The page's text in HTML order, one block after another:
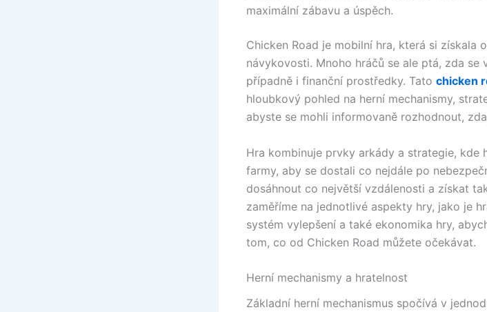
maximální zábavu a úspěch.
Chicken Road je mobilní hra, která si získala
návykovosti. Mnoho hráčů se ale ptá, zda
případně i finanční prostředky. Tato chicken
hloubkový pohled na herní mechanismy,
abyste se mohli informovaně rozhodnout,
Hra kombinuje prvky arkády a strategie, kde
farmy, aby se dostali co nejdále po
dosáhnout co největší vzdálenosti a získat
zaměříme na jednotlivé aspekty hry, jako je
systém vylepšení a také ekonomika hry,
tom, co od Chicken Road můžete očekávat.
Herní mechanismy a hratelnost
Základní herní mechanismus spočívá v